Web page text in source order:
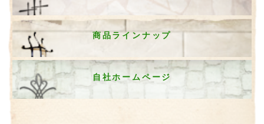
商品ラインナップ
自社ホームページ